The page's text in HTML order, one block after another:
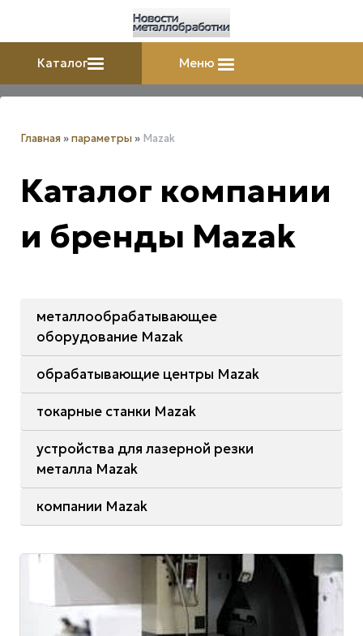
Каталог Меню
Главная »параметры » Mazak
Каталог компании
и бренды Mazak
металлообрабатывающее
оборудование Mazak
обрабатывающие центры Mazak
токарные станки Mazak
устройства для лазерной резки
металла Mazak
компании Mazak